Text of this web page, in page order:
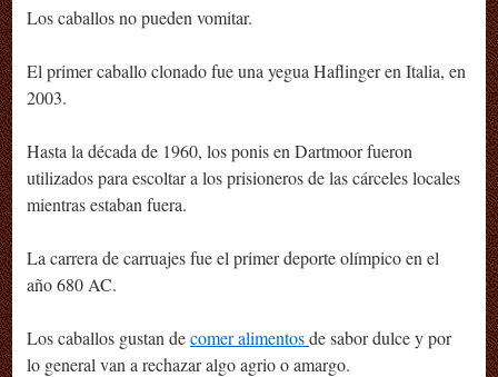
Los caballos no pueden vomitar.
El primer caballo clonado fue una yegua Haflinger en Italia, en
2003.
Hasta la década de 1960, los ponis en Dartmoor fueron
utilizados para escoltar a los prisioneros de las cárceles locales
mientras estaban fuera.
La carrera de carruajes fue el primer deporte olímpico en el
año 680 AC.
Los caballos gustan decomer alimentosde sabor dulce y por
lo general van a rechazar algo agrio o amargo.